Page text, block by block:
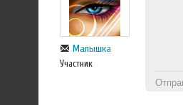
Малышка
Участник